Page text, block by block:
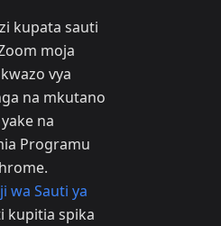
kupata sauti
moja
vya
na mkutano
na
Programu
wa Sauti ya
kupitia spika